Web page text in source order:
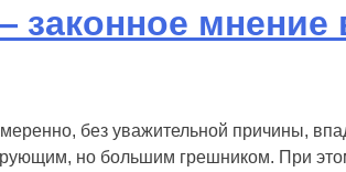
законное мнение
без уважительной причины,
но большим грешником. При